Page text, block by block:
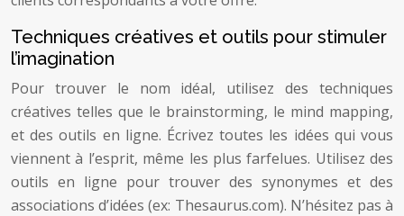
Techniques créatives et outils pour stimuler
l’imagination
Pour trouver le nom idéal, utilisez des techniques
créatives telles que le brainstorming, le mind mapping,
et des outils en ligne. Écrivez toutes les idées qui vous
viennent à l’esprit, même les plus farfelues. Utilisez des
outils en ligne pour trouver des synonymes et des
associations d’idées (ex: Thesaurus.com). N’hésitez pas à